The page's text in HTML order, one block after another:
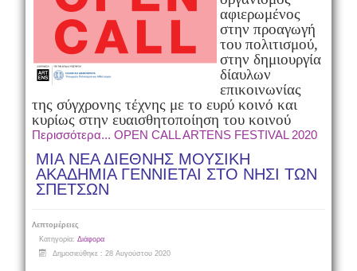
αφιερωμένος
στην προαγωγή
του πολιτισμού,
στην δημιουργία
δίαυλων
επικοινωνίας
της σύγχρονης τέχνης με το ευρύ κοινό και
κυρίως στην ευαισθητοποίηση του κοινού
Περισσότερα... OPEN CALL ARTENS FESTIVAL 2020
ΜΙΑ ΝΕΑ ΔΙΕΘΝΗΣ ΜΟΥΣΙΚΗ
ΑΚΑΔΗΜΙΑ ΓΕΝΝΙΕΤΑΙ ΣΤΟ ΝΗΣΙ ΤΩΝ
ΣΠΕΤΣΩΝ
Λεπτομέρειες
Κατηγορία: Διάφορα
Δημοσιεύθηκε : 28 Αυγούστου 2020